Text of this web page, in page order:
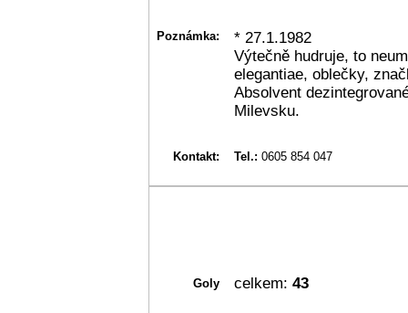
Poznámka:
* 27.1.1982
Výtečně hudruje, to
elegantiae, oblečky,
Absolvent
Milevsku.
Kontakt: Tel.: 0605 854 047
Goly celkem: 43